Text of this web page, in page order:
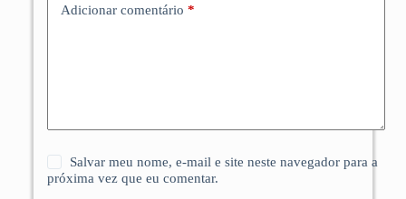
Adicionar comentário *
Salvar meu nome, e-mail e site neste navegador para a
próxima vez que eu comentar.